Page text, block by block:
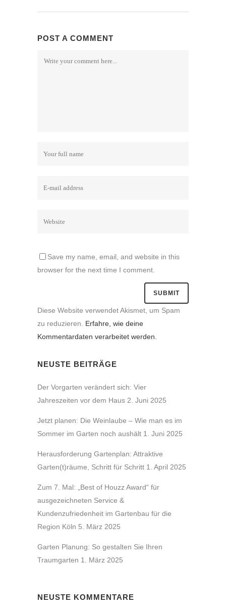
POST A COMMENT
Save my name, email, and website in this
browser for the next time I comment.
Diese Website verwendet Akismet, um Spam
zu reduzieren. Erfahre, wie deine
Kommentardaten verarbeitet werden.
NEUSTE BEITRÄGE
Der Vorgarten verändert sich: Vier
Jahreszeiten vor dem Haus 2. Juni 2025
Jetzt planen: Die Weinlaube – Wie man es im
Sommer im Garten noch aushält 1. Juni 2025
Herausforderung Gartenplan: Attraktive
Garten(t)räume, Schritt für Schritt 1. April 2025
Zum 7. Mal: „Best of Houzz Award“ für
ausgezeichneten Service &
Kundenzufriedenheit im Gartenbau für die
Region Köln 5. März 2025
Garten Planung: So gestalten Sie Ihren
Traumgarten 1. März 2025
NEUSTE KOMMENTARE